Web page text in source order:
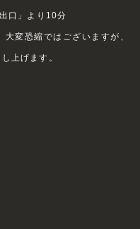
口」より10分
変恐縮ではございますが、
上げます。